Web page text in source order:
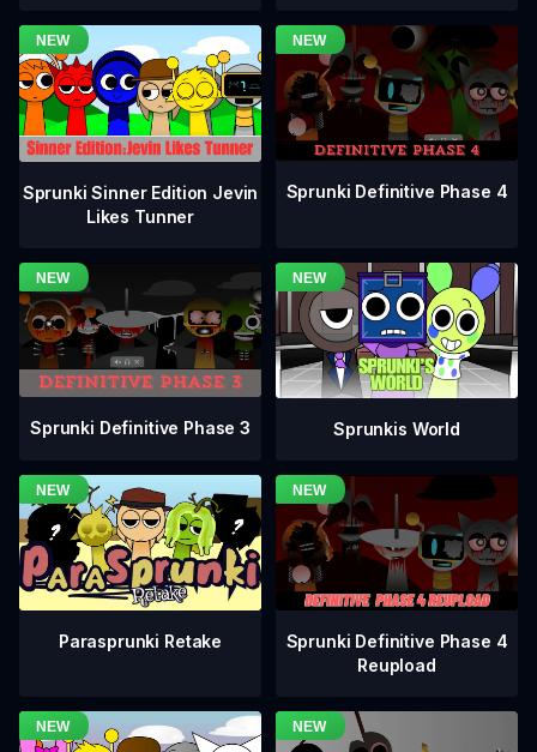
Sprunki Sinner Edition Jevin
Likes Tunner
Sprunki Definitive Phase 4
Sprunki Definitive Phase 3 Sprunkis World
Parasprunki Retake
Sprunki Definitive Phase 4
Reupload